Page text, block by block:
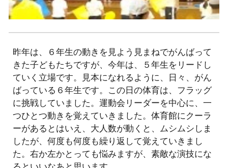
昨年は、６年生の動きを見よう見まねでがんばって
きた子どもたちですが、今年は、５年生をリードし
ていく立場です。見本になれるように、日々、がん
ばっている６年生です。この日の体育は、フラッグ
に挑戦していました。運動会リーダーを中心に、一
つひとつ動きを覚えていきました。体育館にクーラ
ーがあるとはいえ、大人数が動くと、ムシムシしま
したが、何度も何度も繰り返して覚えていきまし
た。右か左かとっても悩みますが、素敵な演技にな